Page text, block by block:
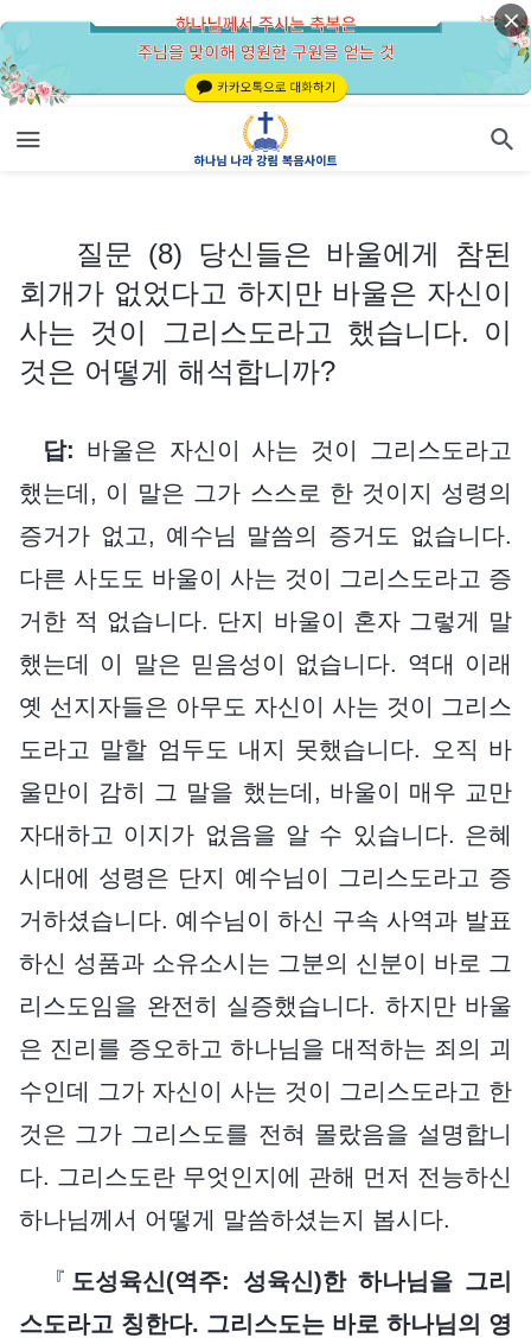
질문 (8) 당신들은 바울에게 참된
회개가 없었다고 하지만 바울은 자신이
사는 것이 그리스도라고 했습니다. 이
것은 어떻게 해석합니까?
답: 바울은 자신이 사는 것이 그리스도라고
했는데, 이 말은 그가 스스로 한 것이지 성령의
증거가 없고, 예수님 말씀의 증거도 없습니다.
다른 사도도 바울이 사는 것이 그리스도라고 증
거한 적 없습니다. 단지 바울이 혼자 그렇게 말
했는데 이 말은 믿음성이 없습니다. 역대 이래
옛 선지자들은 아무도 자신이 사는 것이 그리스
도라고 말할 엄두도 내지 못했습니다. 오직 바
울만이 감히 그 말을 했는데, 바울이 매우 교만
자대하고 이지가 없음을 알 수 있습니다. 은혜
시대에 성령은 단지 예수님이 그리스도라고 증
거하셨습니다. 예수님이 하신 구속 사역과 발표
하신 성품과 소유소시는 그분의 신분이 바로 그
리스도임을 완전히 실증했습니다. 하지만 바울
은 진리를 증오하고 하나님을 대적하는 죄의 괴
수인데 그가 자신이 사는 것이 그리스도라고 한
것은 그가 그리스도를 전혀 몰랐음을 설명합니
다. 그리스도란 무엇인지에 관해 먼저 전능하신
하나님께서 어떻게 말씀하셨는지 봅시다.
『 도성육신(역주: 성육신)한 하나님을 그리
스도라고 칭한다. 그리스도는 바로 하나님의 영